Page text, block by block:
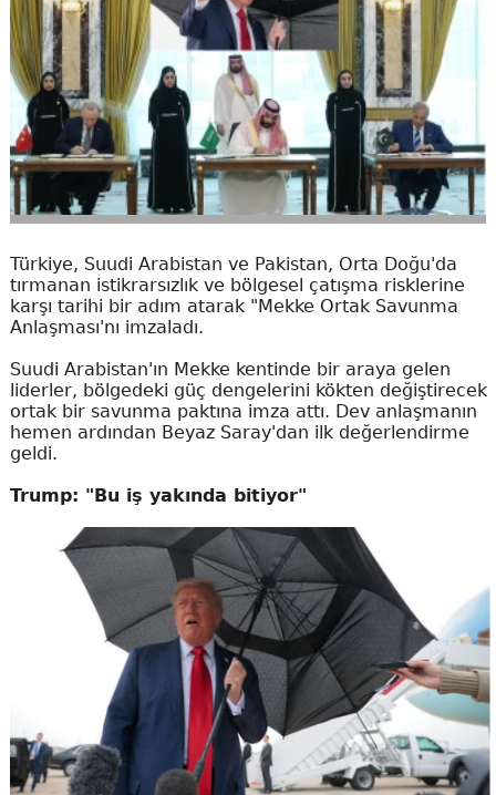
Türkiye, Suudi Arabistan ve Pakistan, Orta Doğu'da
tırmanan istikrarsızlık ve bölgesel çatışma risklerine
karşı tarihi bir adım atarak "Mekke Ortak Savunma
Anlaşması'nı imzaladı.
Suudi Arabistan'ın Mekke kentinde bir araya gelen
liderler, bölgedeki güç dengelerini kökten değiştirecek
ortak bir savunma paktına imza attı. Dev anlaşmanın
hemen ardından Beyaz Saray'dan ilk değerlendirme
geldi.
Trump: "Bu iş yakında bitiyor"